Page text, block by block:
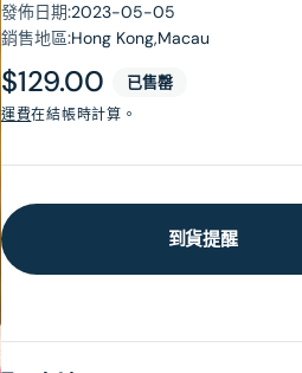
發佈日期:2023-05-05
銷售地區:Hong Kong,Macau
原
價
$129.00 已售罄
運費在結帳時計算。
到貨提醒